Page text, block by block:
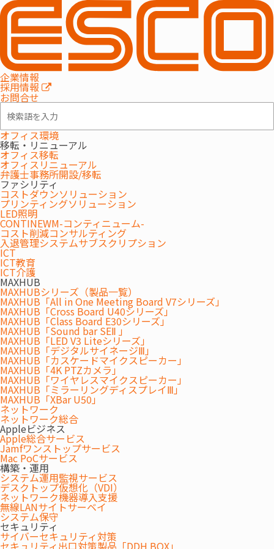
企業情報
採用情報
お問合せ
オフィス環境
移転・リニューアル
オフィス移転
オフィスリニューアル
弁護士事務所開設/移転
ファシリティ
コストダウンソリューション
プリンティングソリューション
LED照明
CONTINEWM-コンティニューム-
コスト削減コンサルティング
入退管理システムサブスクリプション
ICT
ICT教育
ICT介護
MAXHUB
MAXHUBシリーズ（製品一覧）
MAXHUB「All in One Meeting Board V7シリーズ」
MAXHUB「Cross Board U40シリーズ」
MAXHUB「Class Board E30シリーズ」
MAXHUB「Sound bar SEⅡ 」
MAXHUB「LED V3 Liteシリーズ」
MAXHUB「デジタルサイネージⅢ」
MAXHUB「カスケードマイクスピーカー」
MAXHUB「4K PTZカメラ」
MAXHUB「ワイヤレスマイクスピーカー」
MAXHUB「ミラーリングディスプレイⅢ」
MAXHUB「XBar U50」
ネットワーク
ネットワーク総合
Appleビジネス
Apple総合サービス
Jamfワンストップサービス
Mac PoCサービス
構築・運用
システム運用監視サービス
デスクトップ仮想化（VDI）
ネットワーク機器導入支援
無線LANサイトサーベイ
システム保守
セキュリティ
サイバーセキュリティ対策
セキュリティ出口対策製品「DDH BOX」
特集事例
認定NPO法人 世界の子どもにワクチンを 日本
委員会（JCV）様へ
ワクチンの寄付を行いました
昨年に引き続き、オフィスシステム事業部 第2営業部にて、トナ
ー・インクの販売量に応じて売上金額の一部をワクチンの寄付へ
充てるキャンペーン（期間：2024年10月1日～11月30日）を実施
し、認定NPO法人 世界の子どもにワクチンを 日本委員会（JCV）
様へ寄付させていただきました。
（左から）JCV理事長 剱持睦子 様、ウチダエスコ㈱代表取締役社
長 不室克巳